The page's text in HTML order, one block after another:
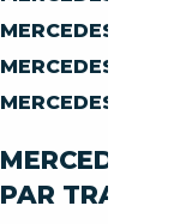
MERCEDES-
MERCEDES-
MERCEDES-
MERCEDES-
PAR